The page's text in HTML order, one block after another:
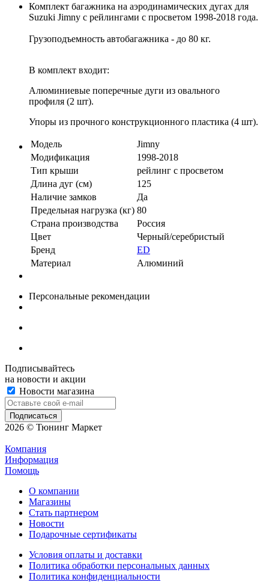
Комплект багажника на аэродинамических дугах для
Suzuki Jimny с рейлингами с просветом 1998-2018 года.
Грузоподъемность автобагажника - до 80 кг.
В комплект входит:
Алюминиевые поперечные дуги из овального
профиля (2 шт).
Упоры из прочного конструкционного пластика (4 шт).
Модель
Jimny
Модификация
1998-2018
Тип крыши
рейлинг с просветом
Длина дуг (см)
125
Наличие замков
Да
Предельная нагрузка (кг) 80
Страна производства
Россия
Цвет
Черный/серебристый
Бренд
ED
Материал
Алюминий
Персональные рекомендации
Подписывайтесь
на новости и акции
Новости магазина
2026 © Тюнинг Маркет
Компания
Информация
Помощь
О компании
Магазины
Стать партнером
Новости
Подарочные сертификаты
Условия оплаты и доставки
Политика обработки персональных данных
Политика конфиденциальности